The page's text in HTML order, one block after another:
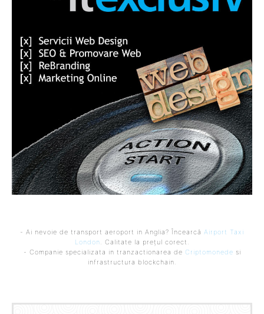
- Ai nevoie de transport aeroport in Anglia? Încearcă Airport Taxi
London. Calitate la prețul corect.
- Companie specializata in tranzactionarea de Criptomonede si
infrastructura blockchain.